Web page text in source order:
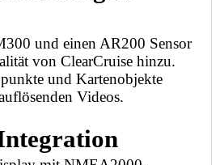
und einen AR200 Sensor
von ClearCruise hinzu.
und Kartenobjekte
Videos.